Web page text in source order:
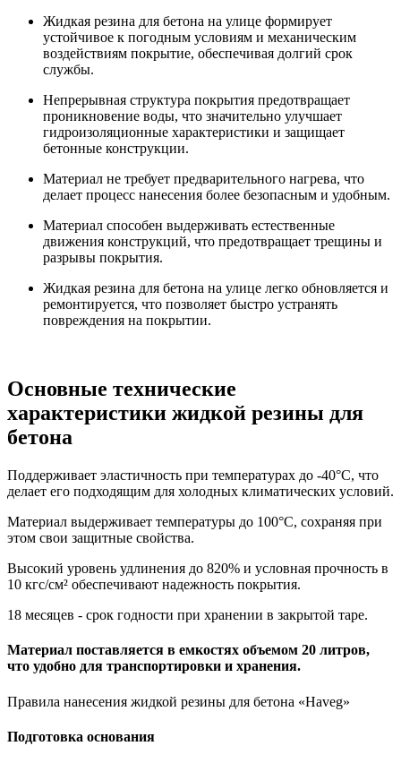
Жидкая резина для бетона на улице формирует
устойчивое к погодным условиям и механическим
воздействиям покрытие, обеспечивая долгий срок
службы.
Непрерывная структура покрытия предотвращает
проникновение воды, что значительно улучшает
гидроизоляционные характеристики и защищает
бетонные конструкции.
Материал не требует предварительного нагрева, что
делает процесс нанесения более безопасным и удобным.
Материал способен выдерживать естественные
движения конструкций, что предотвращает трещины и
разрывы покрытия.
Жидкая резина для бетона на улице легко обновляется и
ремонтируется, что позволяет быстро устранять
повреждения на покрытии.
Основные технические
характеристики жидкой резины для
бетона
Поддерживает эластичность при температурах до -40°C, что
делает его подходящим для холодных климатических условий.
Материал выдерживает температуры до 100°C, сохраняя при
этом свои защитные свойства.
Высокий уровень удлинения до 820% и условная прочность в
10 кгс/см² обеспечивают надежность покрытия.
18 месяцев - срок годности при хранении в закрытой таре.
Материал поставляется в емкостях объемом 20 литров,
что удобно для транспортировки и хранения.
Правила нанесения жидкой резины для бетона «Haveg»
Подготовка основания